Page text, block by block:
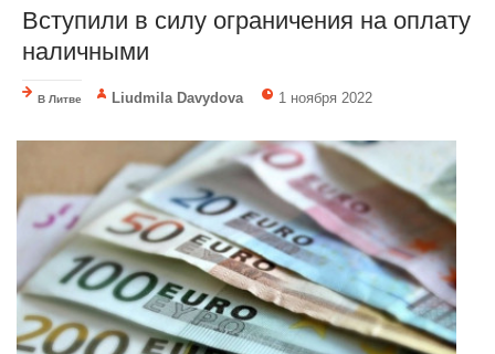
Вступили в силу ограничения на оплату
наличными
В Литве Liudmila Davydova 1 ноября 2022